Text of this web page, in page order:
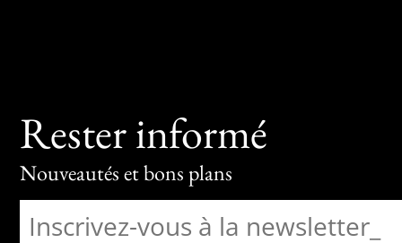
Rester informé
Nouveautés et bons plans